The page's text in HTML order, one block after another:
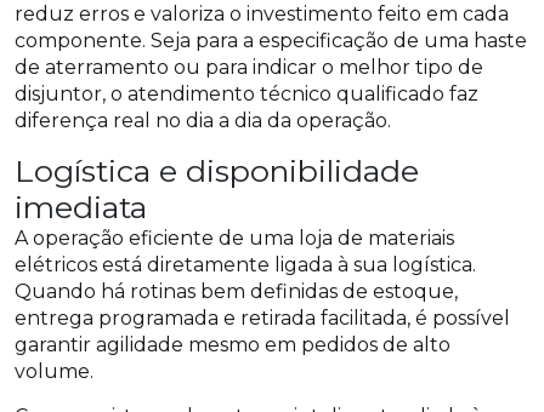
reduz erros e valoriza o investimento feito em cada
componente. Seja para a especificação de uma haste
de aterramento ou para indicar o melhor tipo de
disjuntor, o atendimento técnico qualificado faz
diferença real no dia a dia da operação.
Logística e disponibilidade
imediata
A operação eficiente de uma loja de materiais
elétricos está diretamente ligada à sua logística.
Quando há rotinas bem definidas de estoque,
entrega programada e retirada facilitada, é possível
garantir agilidade mesmo em pedidos de alto
volume.